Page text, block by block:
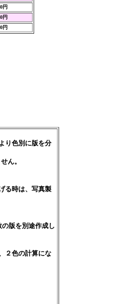
円
円
円
り色別に版を分
ん。
る時は、写真製
版を別途作成し
２色の計算にな